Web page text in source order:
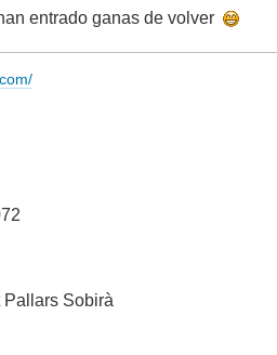
entrado ganas de volver
Sobirà